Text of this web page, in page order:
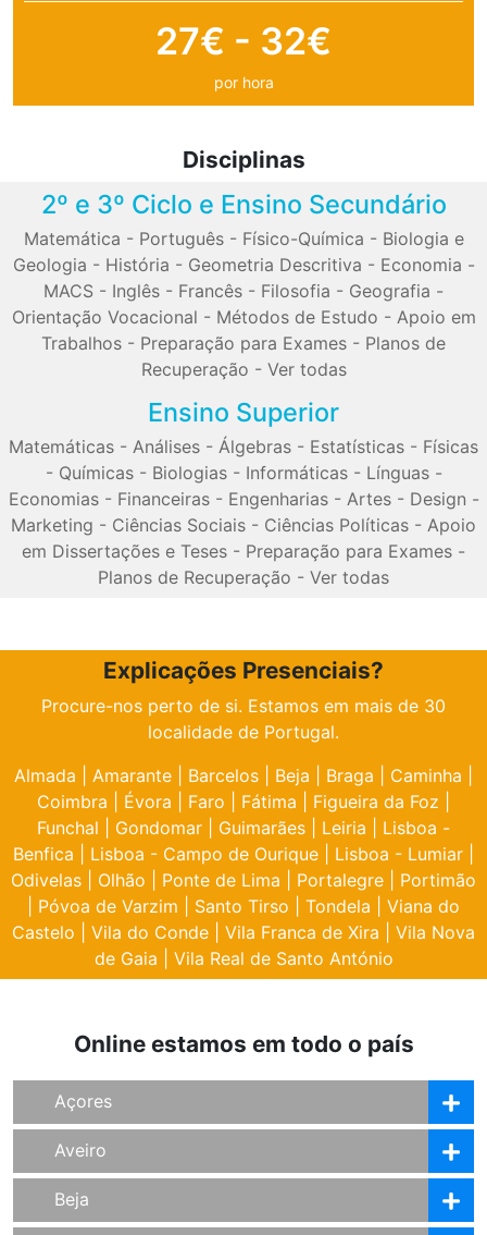
27€ - 32€
por hora
Disciplinas
2º e 3º Ciclo e Ensino Secundário
Matemática - Português- Físico-Química - Biologia e
Geologia - História - Geometria Descritiva - Economia -
MACS - Inglês - Francês - Filosofia - Geografia -
Orientação Vocacional - Métodos de Estudo - Apoio em
Trabalhos - Preparação para Exames - Planos de
Recuperação - Ver todas
Ensino Superior
Matemáticas - Análises - Álgebras - Estatísticas - Físicas
- Químicas- Biologias- Informáticas- Línguas-
Economias- Financeiras- Engenharias- Artes- Design -
Marketing - Ciências Sociais - Ciências Políticas - Apoio
em Dissertações e Teses - Preparação para Exames -
Planos de Recuperação - Ver todas
Explicações Presenciais?
Procure-nos perto de si. Estamos em mais de 30
localidade de Portugal.
Almada
Amarante Barcelos Beja Braga Caminha
Coimbra
Évora Faro Fátima Figueira da Foz
Funchal
Gondomar Guimarães Leiria
Lisboa -
Benfica
Lisboa - Campo de Ourique Lisboa - Lumiar
Odivelas
Olhão Ponte de Lima Portalegre
Portimão
Póvoa de Varzim Santo Tirso Tondela
Viana do
Castelo
Vila do Conde Vila Franca de Xira
Vila Nova
de Gaia
Vila Real de Santo António
Online estamos em todo o país
Açores
Aveiro
Beja